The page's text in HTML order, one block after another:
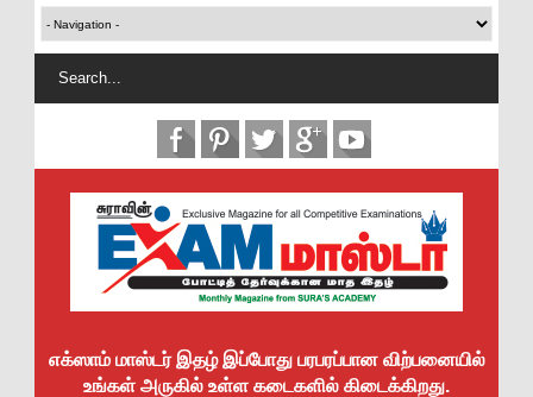
எக்ஸாம் மாஸ்டர் இதழ் இப்போது பரபரப்பான விற்பனையில்
உங்கள் அருகில் உள்ள கடைகளில் கிடைக்கிறது.